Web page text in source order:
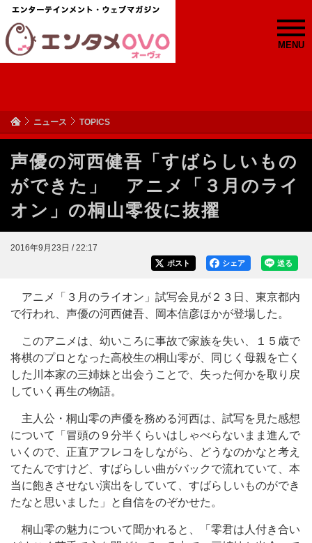
MENU
ニュース TOPICS
声優の河西健吾「すばらしいもの
ができた」 アニメ「３月のライ
オン」の桐山零役に抜擢
2016年9月23日 / 22:17
送る
シェア
ポスト
アニメ「３月のライオン」試写会見が２３日、東京都内
で行われ、声優の河西健吾、岡本信彦ほかが登場した。
このアニメは、幼いころに事故で家族を失い、１５歳で
将棋のプロとなった高校生の桐山零が、同じく母親を亡く
した川本家の三姉妹と出会うことで、失った何かを取り戻
していく再生の物語。
主人公・桐山零の声優を務める河西は、試写を見た感想
について「冒頭の９分半くらいはしゃべらないまま進んで
いくので、正直アフレコをしながら、どうなのかなと考え
てたんですけど、すばらしい曲がバックで流れていて、本
当に飽きさせない演出をしていて、すばらしいものができ
たなと思いました」と自信をのぞかせた。
桐山零の魅力について聞かれると、「零君は人付き合い